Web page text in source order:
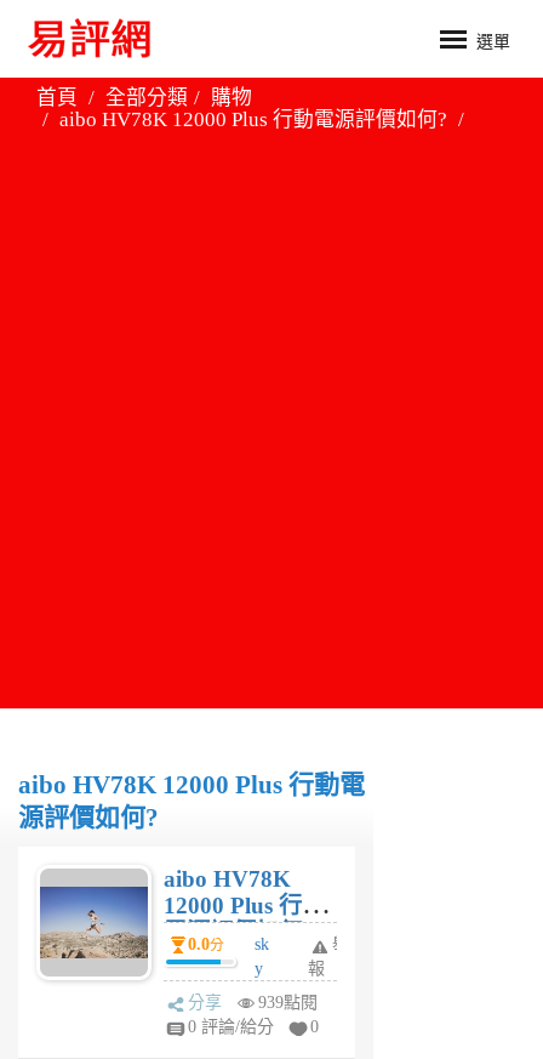
選單
首頁 全部分類
購物
aibo HV78K 12000 Plus 行動電源評價如何?
aibo HV78K 12000 Plus 行動電
源評價如何?
aibo HV78K
12000 Plus 行動
電源評價如何?
0.0分
sk
y
m
an
舉
報
分享
939點閱
0 評論/給分
0